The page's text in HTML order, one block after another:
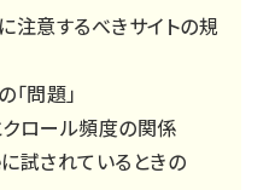
注意するべきサイトの規
「問題」
ロール頻度の関係
試されているときの